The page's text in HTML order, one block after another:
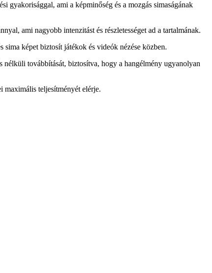
gyakorisággal, ami a képminőség és a mozgás simaságának
ami nagyobb intenzitást és részletességet ad a tartalmának.
képet biztosít játékok és videók nézése közben.
továbbítását, biztosítva, hogy a hangélmény ugyanolyan
maximális teljesítményét elérje.